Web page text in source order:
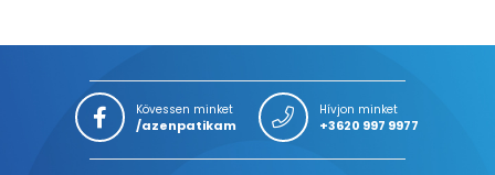
Kövessen minket
/azenpatikam
Hívjon minket
+3620 997 9977